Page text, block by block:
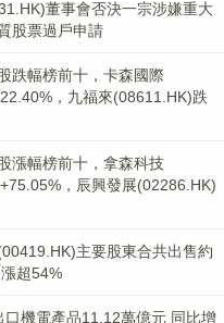
董事會否決一宗涉嫌重大
股票過戶申請
跌幅榜前十，卡森國際
，九福來(08611.HK)跌
漲幅榜前十，拿森科技
，辰興發展(02286.HK)
主要股東合共出售約
超54%
口機電產品11.12萬億元 同比增